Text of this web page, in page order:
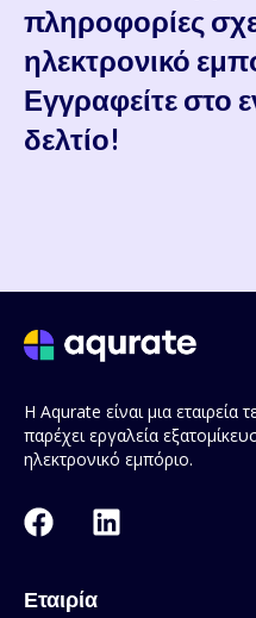
πληροφορίες
ηλεκτρονικό
Εγγραφείτε στο
δελτίο!
Η Aqurate είναι μια εταιρεία
παρέχει εργαλεία
ηλεκτρονικό εμπόριο.
Εταιρία